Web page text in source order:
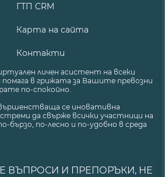
ГТП CRM
Карта на сайта
Контакти
личен асистент на всеки
в грижата за Вашите превозни
по-спокойно.
се иновативна
да свърже всички участници на
бързо, по-лесно и по-удобно в среда
ВЪПРОСИ И ПРЕПОРЪКИ, НЕ